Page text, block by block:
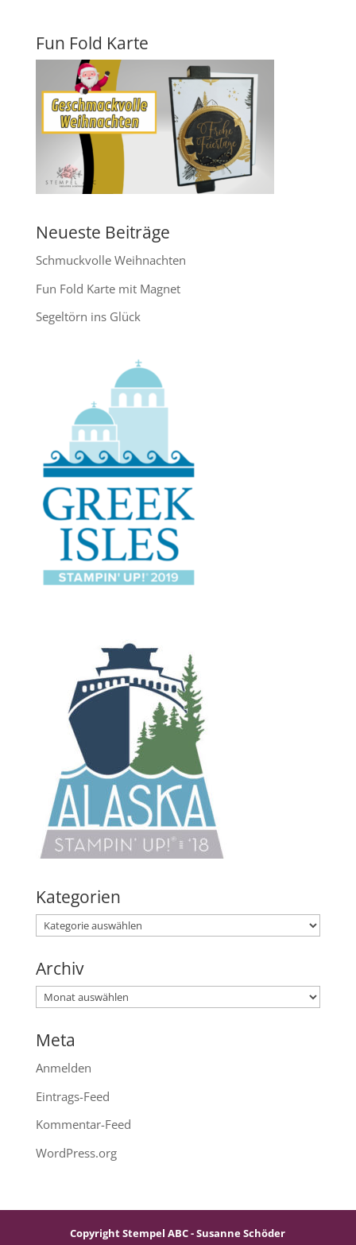
Fun Fold Karte
Neueste Beiträge
Schmuckvolle Weihnachten
Fun Fold Karte mit Magnet
Segeltörn ins Glück
Kategorien
Kategorien
Archiv
Archiv
Meta
Anmelden
Eintrags-Feed
Kommentar-Feed
WordPress.org
Copyright Stempel ABC - Susanne Schöder